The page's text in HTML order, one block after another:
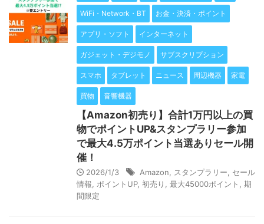
WiFi・Network・BT お金・決済・ポイント
アプリ・ソフト インターネット
ガジェット・デジモノ サブスクリプション
スマホ タブレット ニュース 周辺機器 家電
買物 音響機器
【Amazon初売り】合計1万円以上の買
物でポイントUP&スタンプラリー参加
で最大4.5万ポイント当選ありセール開
催！
2026/1/3 Amazon スタンプラリー
セール
情報
ポイントUP, 初売り 最大45000ポイント
期
間限定